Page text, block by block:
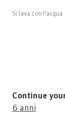
Si lava con l'acqua
Continue
6 anni